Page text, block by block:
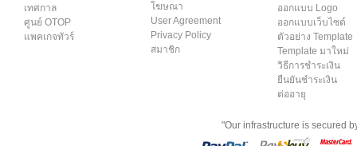
เทศกาล
ศูนย์ OTOP
แพคเกจทัวร์
โฆษณา
User Agreement
Privacy Policy
สมาชิก
ออกแบบ Logo
ออกแบบเว็บไซต์
ตัวอย่าง Template
Template มาใหม่
วิธีการชำระเงิน
ยืนยันชำระเงิน
ต่ออายุ
"Our infrastructure is secured